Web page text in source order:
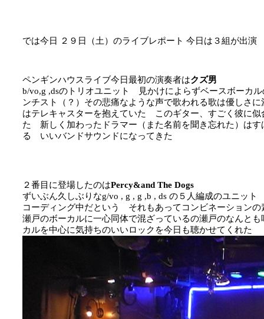
では今日 ２９日（土）のライブレポート 今日は３組が出演
ペンギンハウスライブ今日最初の演奏者はクズ男
b/vo,g ,dsのトリオユニット 見かけによらずベースボーカ
ンチスト（？）その悲痛なような声で歌われる歌は優しさ
はテレキャスターを抱えていた このギター、すごく彼に
た 新しく加わったドラマー（また名前を聞き忘れた）は
る いいバンドサウンドになってきた
２番目に登場したのはPercy&and The Dogs
ずいぶん久しぶりなg/vo , g , g ,b , ds の５人編成のユニッ
コーディング中だという それもあってコンビネーション
瀬戸のボーカルに一心同体で混ざっているの瀬戸のなんと
カルを中心に気持ちのいいロックを今日も聴かせてくれた